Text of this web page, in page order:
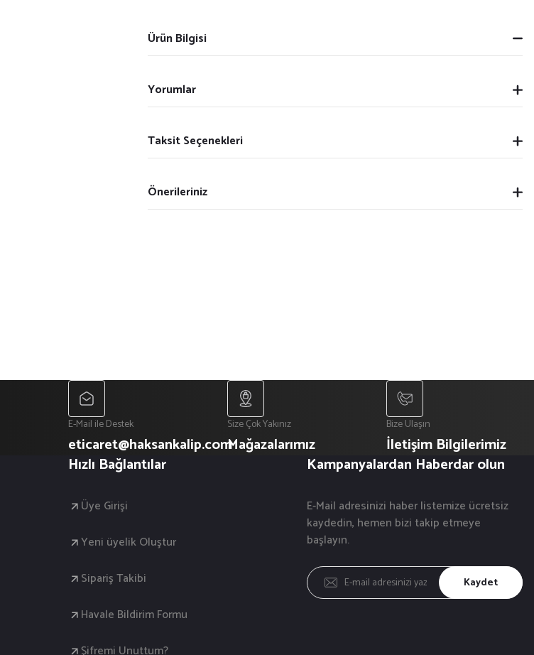
Ürün Bilgisi
Yorumlar
Taksit Seçenekleri
Önerileriniz
E-Mail ile Destek
eticaret@haksankalip.com
Size Çok Yakınız
Mağazalarımız
Bize Ulaşın
İletişim Bilgilerimiz
Hızlı Bağlantılar
Üye Girişi
Yeni üyelik Oluştur
Sipariş Takibi
Havale Bildirim Formu
Şifremi Unuttum?
Kampanyalardan Haberdar olun
E-Mail adresinizi haber listemize ücretsiz
kaydedin, hemen bizi takip etmeye
başlayın.
Kaydet